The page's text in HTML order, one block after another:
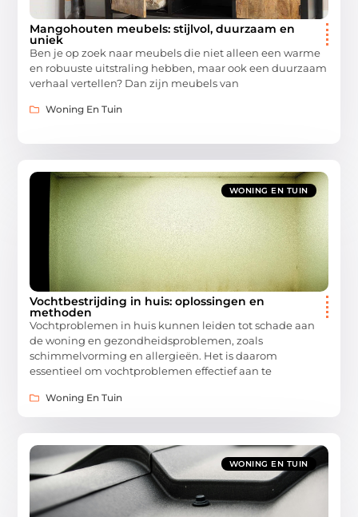
Mangohouten meubels: stijlvol, duurzaam en
uniek
Ben je op zoek naar meubels die niet alleen een warme
en robuuste uitstraling hebben, maar ook een duurzaam
verhaal vertellen? Dan zijn meubels van
Woning En Tuin
WONING EN TUIN
Vochtbestrijding in huis: oplossingen en
methoden
Vochtproblemen in huis kunnen leiden tot schade aan
de woning en gezondheidsproblemen, zoals
schimmelvorming en allergieën. Het is daarom
essentieel om vochtproblemen effectief aan te
Woning En Tuin
WONING EN TUIN